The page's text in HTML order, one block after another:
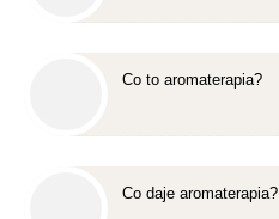
Co to aromaterapia?
Co daje aromaterapia?